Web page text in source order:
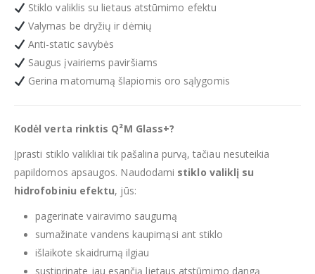
Stiklo valiklis su lietaus atstūmimo efektu
Valymas be dryžių ir dėmių
Anti-static savybės
Saugus įvairiems paviršiams
Gerina matomumą šlapiomis oro sąlygomis
Kodėl verta rinktis Q²M Glass+?
Įprasti stiklo valikliai tik pašalina purvą, tačiau nesuteikia
papildomos apsaugos. Naudodami stiklo valiklį su
hidrofobiniu efektu, jūs:
pagerinate vairavimo saugumą
sumažinate vandens kaupimąsi ant stiklo
išlaikote skaidrumą ilgiau
sustiprinate jau esančią lietaus atstūmimo dangą